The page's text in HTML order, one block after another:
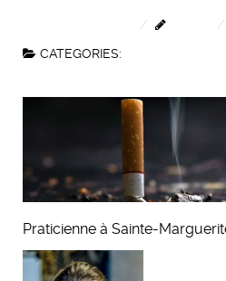
CATEGORIES:
Fatima De Abreu
Praticienne à Sainte-